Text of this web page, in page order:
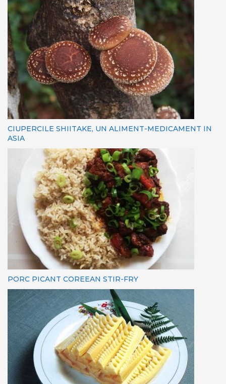
CIUPERCILE SHIITAKE, UN ALIMENT-MEDICAMENT IN
ASIA
PORC PICANT COREEAN STIR-FRY